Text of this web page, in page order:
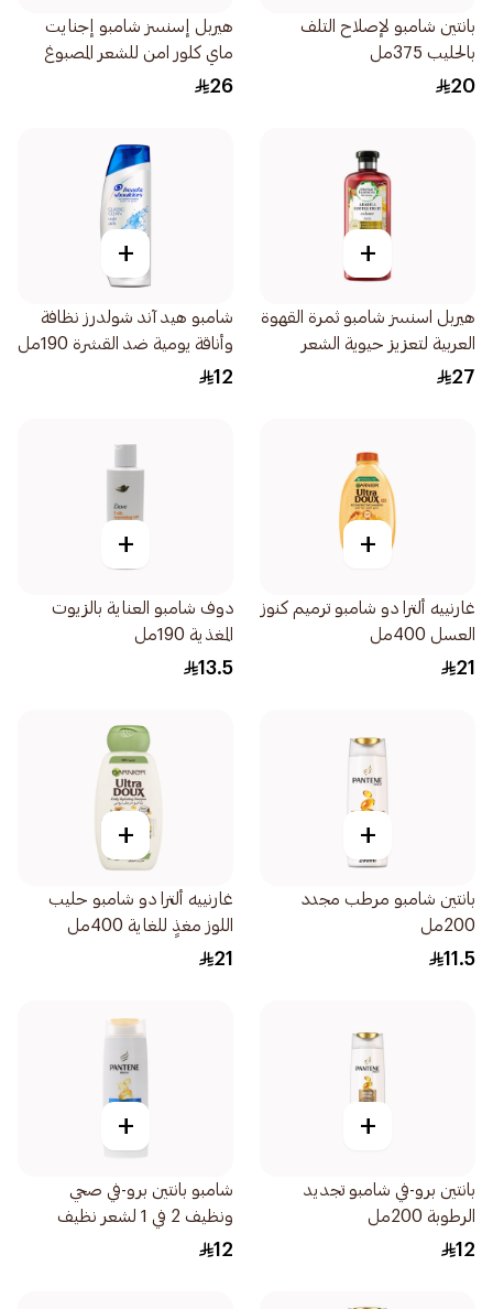
بانتين شامبو لإصلاح التلف
بالحليب 375مل
20
هيربل إسنسز شامبو إجنايت
ماي كلور امن للشعر المصبوغ
400مل
26
+
هيربل اسنسز شامبو ثمرة القهوة
العربية لتعزيز حيوية الشعر
400مل
27
+
شامبو هيد آند شولدرز نظافة
وأناقة يومية ضد القشرة 190مل
12
+
غارنييه ألترا دو شامبو ترميم كنوز
العسل 400مل
21
+
دوف شامبو العناية بالزيوت
المغذية 190مل
13.5
+
بانتين شامبو مرطب مجدد
200مل
11.5
+
غارنييه ألترا دو شامبو حليب
اللوز مغذٍ للغاية 400مل
21
+
بانتين برو-في شامبو تجديد
الرطوبة 200مل
12
+
شامبو بانتين برو-في صحي
ونظيف 2 في 1 لشعر نظيف
190مل
12